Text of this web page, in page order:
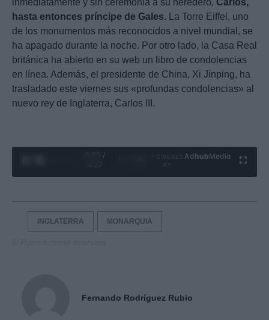
hasta entonces príncipe de Gales.
La Torre Eiffel, uno
de los monumentos más reconocidos a nivel mundial, se
ha apagado durante la noche. Por otro lado, la Casa Real
británica ha abierto en su web un libro de condolencias
en línea. Además, el presidente de China, Xi Jinping, ha
trasladado este viernes sus «profundas condolencias» al
nuevo rey de Inglaterra, Carlos III.
0:06 /
Ad hubMedia
INGLATERRA MONARQUIA
Fernando Rodríguez Rubio